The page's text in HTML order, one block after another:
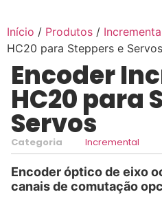
Início / Produtos /
HC20 para Steppers e Servos
Encoder
HC20 para
Servos
Categoria Incremental
Encoder óptico de eixo
canais de comutação